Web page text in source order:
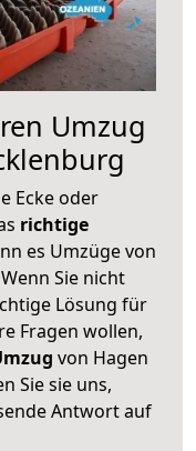
Umzug
Ecke oder
richtige
es Umzüge von
Sie nicht
Lösung für
Fragen wollen,
von Hagen
Sie sie uns,
Antwort auf